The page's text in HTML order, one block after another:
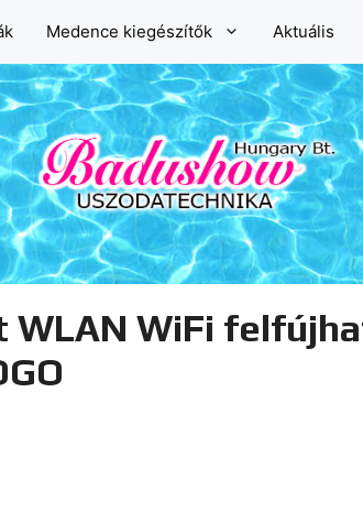
Medence kiegészítők Aktuális
WLAN WiFi